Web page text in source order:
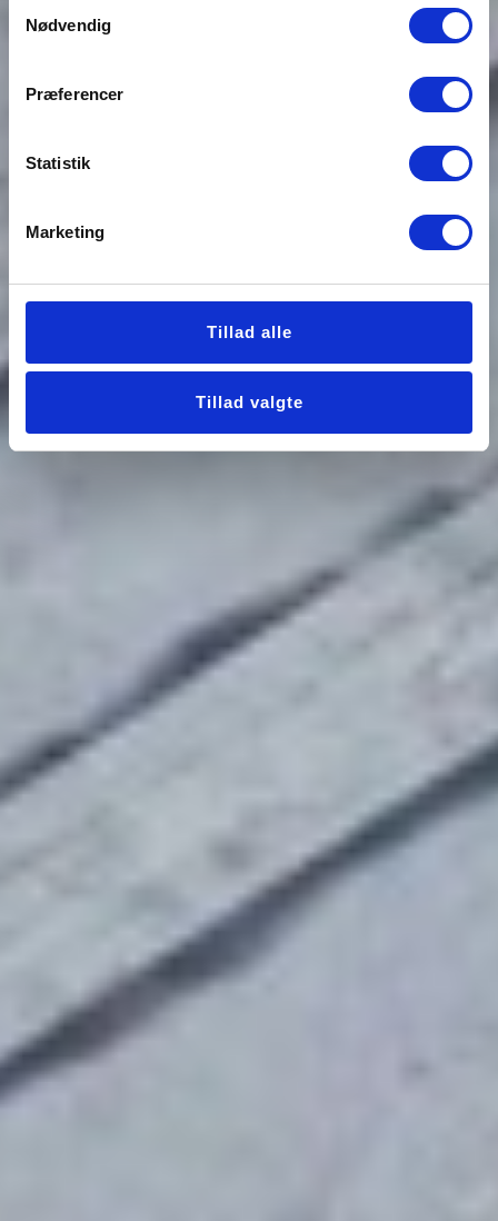
Nødvendig
Præferencer
Statistik
Marketing
Tillad alle
Tillad valgte